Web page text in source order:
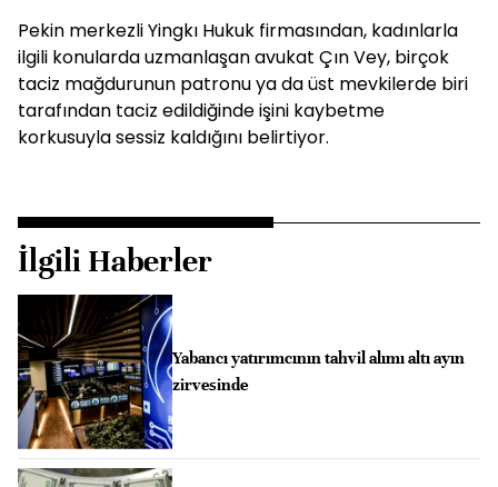
Pekin merkezli Yingkı Hukuk firmasından, kadınlarla
ilgili konularda uzmanlaşan avukat Çın Vey, birçok
taciz mağdurunun patronu ya da üst mevkilerde biri
tarafından taciz edildiğinde işini kaybetme
korkusuyla sessiz kaldığını belirtiyor.
İlgili Haberler
Yabancı yatırımcının tahvil alımı altı ayın
zirvesinde